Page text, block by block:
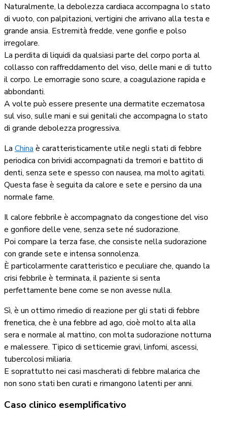
Naturalmente, la debolezza cardiaca accompagna lo stato
di vuoto, con palpitazioni, vertigini che arrivano alla testa e
grande ansia. Estremità fredde, vene gonfie e polso
irregolare.
La perdita di liquidi da qualsiasi parte del corpo porta al
collasso con raffreddamento del viso, delle mani e di tutto
il corpo. Le emorragie sono scure, a coagulazione rapida e
abbondanti.
A volte può essere presente una dermatite eczematosa
sul viso, sulle mani e sui genitali che accompagna lo stato
di grande debolezza progressiva.
La China è caratteristicamente utile negli stati di febbre
periodica con brividi accompagnati da tremori e battito di
denti, senza sete e spesso con nausea, ma molto agitati.
Questa fase è seguita da calore e sete e persino da una
normale fame.
Il calore febbrile è accompagnato da congestione del viso
e gonfiore delle vene, senza sete né sudorazione.
Poi compare la terza fase, che consiste nella sudorazione
con grande sete e intensa sonnolenza.
È particolarmente caratteristico e peculiare che, quando la
crisi febbrile è terminata, il paziente si senta
perfettamente bene come se non avesse nulla.
Sì, è un ottimo rimedio di reazione per gli stati di febbre
frenetica, che è una febbre ad ago, cioè molto alta alla
sera e normale al mattino, con molta sudorazione notturna
e malessere. Tipico di setticemie gravi, linfomi, ascessi,
tubercolosi miliaria.
E soprattutto nei casi mascherati di febbre malarica che
non sono stati ben curati e rimangono latenti per anni.
Caso clinico esemplificativo